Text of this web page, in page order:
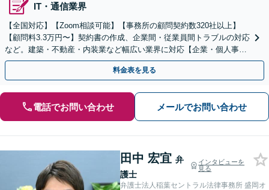
IT・通信業界
【全国対応】【Zoom相談可能】【事務所の顧問契約数320社以上】
【顧問料3.3万円〜】契約書の作成、企業間・従業員間トラブルの対応
など。建築・不動産・内装業など幅広い業界に対応【企業・個人事業
主の方初回面談無料】
料金表を見る
電話でお問い合わせ メールでお問い合わせ
田中 宏宜 弁
護士
インタビューを
見る
弁護士法人稲葉セントラル法律事務所 盛岡オ